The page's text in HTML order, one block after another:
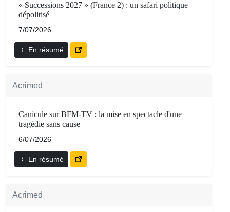
« Successions 2027 » (France 2) : un safari politique
dépolitisé
7/07/2026
En résumé
Acrimed
Canicule sur BFM-TV : la mise en spectacle d'une
tragédie sans cause
6/07/2026
En résumé
Acrimed